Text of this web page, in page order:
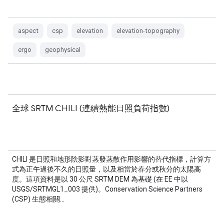
aspect csp elevation elevation-topography
ergo geophysical
全球 SRTM CHILI (連續熱能日照負荷指數)
CHILI 是日照和地形陰影對蒸發蒸散作用影響的替代指標，計算方
式為正午過後不久的日照量，以及相當於春分或秋分的太陽高
度。這項資料是以 30 公尺 SRTM DEM 為基礎 (在 EE 中以
USGS/SRTMGL1_003 提供)。Conservation Science Partners
(CSP) 生態相關…